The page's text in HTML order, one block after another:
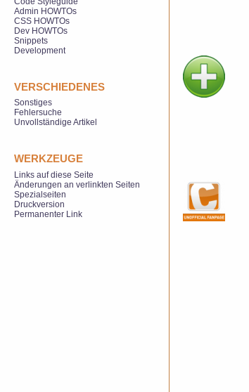
Admin HOWTOs
CSS HOWTOs
Dev HOWTOs
Snippets
Development
VERSCHIEDENES
Sonstiges
Fehlersuche
Unvollständige Artikel
WERKZEUGE
Links auf diese Seite
Änderungen an verlinkten Seiten
Spezialseiten
Druckversion
Permanenter Link